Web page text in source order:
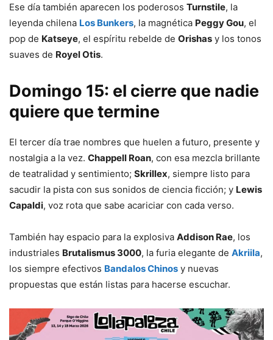
Ese día también aparecen los poderosos Turnstile, la
leyenda chilena Los Bunkers, la magnética Peggy Gou, el
pop de Katseye, el espíritu rebelde de Orishas y los tonos
suaves de Royel Otis.
Domingo 15: el cierre que nadie
quiere que termine
El tercer día trae nombres que huelen a futuro, presente y
nostalgia a la vez. Chappell Roan, con esa mezcla brillante
de teatralidad y sentimiento; Skrillex, siempre listo para
sacudir la pista con sus sonidos de ciencia ficción; y Lewis
Capaldi, voz rota que sabe acariciar con cada verso.
También hay espacio para la explosiva Addison Rae, los
industriales Brutalismus 3000, la furia elegante de Akriila,
los siempre efectivos Bandalos Chinos y nuevas
propuestas que están listas para hacerse escuchar.